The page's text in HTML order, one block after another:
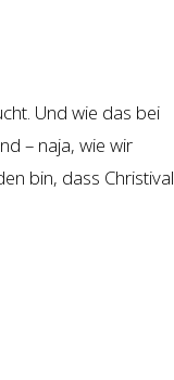
Und wie das bei
– naja, wie wir
bin, dass Christival